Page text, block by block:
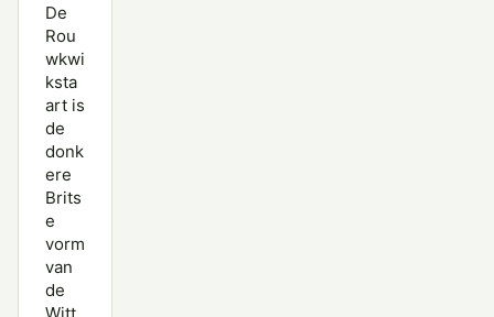
De
Rou
wkwi
ksta
art is
de
donk
ere
Brits
e
vorm
van
de